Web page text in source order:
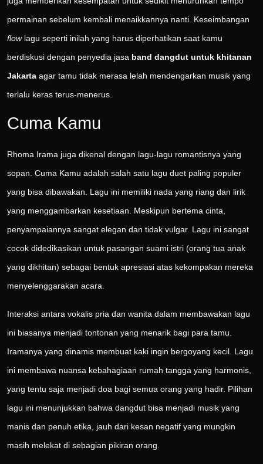
permainan sebelum kembali menaikkannya nanti. Keseimbangan
flowlagu seperti inilah yang harus diperhatikan saat kamu
berdiskusi dengan penyedia jasa band dangdut untuk khitanan
Jakarta agar tamu tidak merasa lelah mendengarkan musik yang
terlalu keras terus-menerus.
Cuma Kamu
Rhoma Irama juga dikenal dengan lagu-lagu romantisnya yang
sopan. Cuma Kamu adalah salah satu lagu duet paling populer
yang bisa dibawakan. Lagu ini memiliki nada yang riang dan lirik
yang menggambarkan kesetiaan. Meskipun bertema cinta,
penyampaiannya sangat elegan dan tidak vulgar. Lagu ini sangat
cocok didedikasikan untuk pasangan suami istri (orang tua anak
yang dikhitan) sebagai bentuk apresiasi atas kekompakan mereka
menyelenggarakan acara.
Interaksi antara vokalis pria dan wanita dalam membawakan lagu
ini biasanya menjadi tontonan yang menarik bagi para tamu.
Iramanya yang dinamis membuat kaki ingin bergoyang kecil. Lagu
ini membawa nuansa kebahagiaan rumah tangga yang harmonis,
yang tentu saja menjadi doa bagi semua orang yang hadir. Pilihan
lagu ini menunjukkan bahwa dangdut bisa menjadi musik yang
manis dan penuh etika, jauh dari kesan negatif yang mungkin
masih melekat di sebagian pikiran orang.